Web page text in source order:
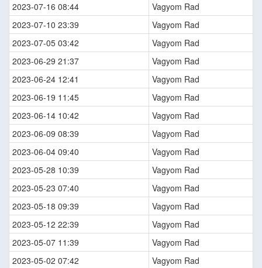
2023-07-16 08:44
Vagyom Rad
2023-07-10 23:39
Vagyom Rad
2023-07-05 03:42
Vagyom Rad
2023-06-29 21:37
Vagyom Rad
2023-06-24 12:41
Vagyom Rad
2023-06-19 11:45
Vagyom Rad
2023-06-14 10:42
Vagyom Rad
2023-06-09 08:39
Vagyom Rad
2023-06-04 09:40
Vagyom Rad
2023-05-28 10:39
Vagyom Rad
2023-05-23 07:40
Vagyom Rad
2023-05-18 09:39
Vagyom Rad
2023-05-12 22:39
Vagyom Rad
2023-05-07 11:39
Vagyom Rad
2023-05-02 07:42
Vagyom Rad